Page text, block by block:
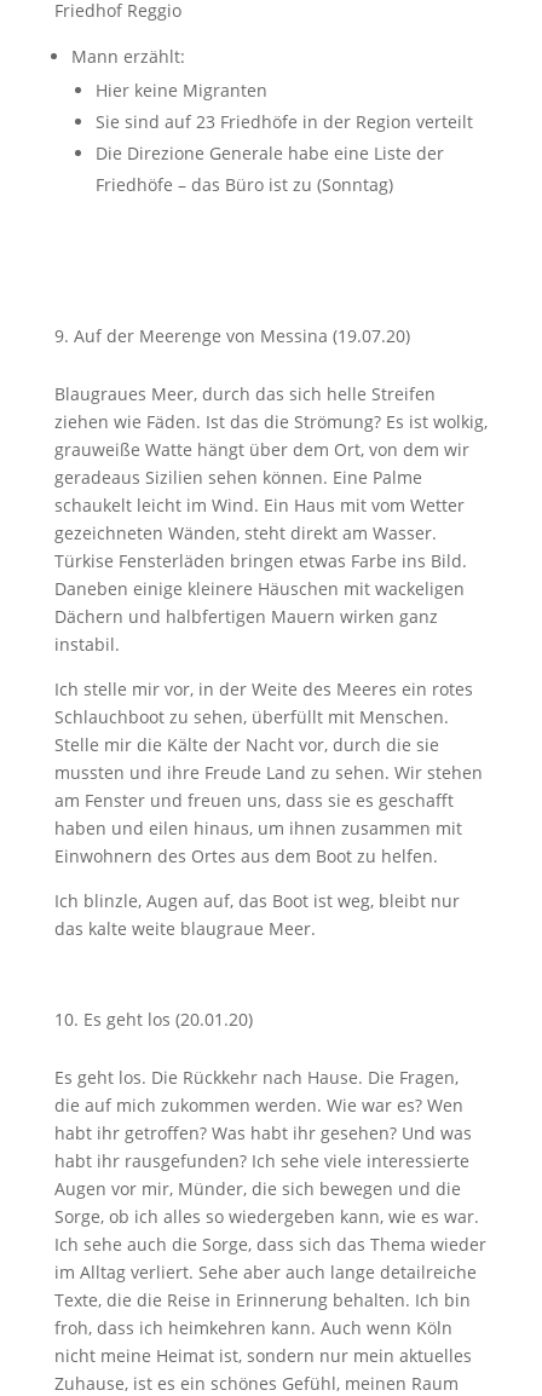
Friedhof Reggio
Mann erzählt:
Hier keine Migranten
Sie sind auf 23 Friedhöfe in der Region verteilt
Die Direzione Generale habe eine Liste der
Friedhöfe – das Büro ist zu (Sonntag)
Auf der Meerenge von Messina (19.07.20)
Blaugraues Meer, durch das sich helle Streifen
ziehen wie Fäden. Ist das die Strömung? Es ist wolkig,
grauweiße Watte hängt über dem Ort, von dem wir
geradeaus Sizilien sehen können. Eine Palme
schaukelt leicht im Wind. Ein Haus mit vom Wetter
gezeichneten Wänden, steht direkt am Wasser.
Türkise Fensterläden bringen etwas Farbe ins Bild.
Daneben einige kleinere Häuschen mit wackeligen
Dächern und halbfertigen Mauern wirken ganz
instabil.
Ich stelle mir vor, in der Weite des Meeres ein rotes
Schlauchboot zu sehen, überfüllt mit Menschen.
Stelle mir die Kälte der Nacht vor, durch die sie
mussten und ihre Freude Land zu sehen. Wir stehen
am Fenster und freuen uns, dass sie es geschafft
haben und eilen hinaus, um ihnen zusammen mit
Einwohnern des Ortes aus dem Boot zu helfen.
Ich blinzle, Augen auf, das Boot ist weg, bleibt nur
das kalte weite blaugraue Meer.
Es geht los (20.01.20)
Es geht los. Die Rückkehr nach Hause. Die Fragen,
die auf mich zukommen werden. Wie war es? Wen
habt ihr getroffen? Was habt ihr gesehen? Und was
habt ihr rausgefunden? Ich sehe viele interessierte
Augen vor mir, Münder, die sich bewegen und die
Sorge, ob ich alles so wiedergeben kann, wie es war.
Ich sehe auch die Sorge, dass sich das Thema wieder
im Alltag verliert. Sehe aber auch lange detailreiche
Texte, die die Reise in Erinnerung behalten. Ich bin
froh, dass ich heimkehren kann. Auch wenn Köln
nicht meine Heimat ist, sondern nur mein aktuelles
Zuhause, ist es ein schönes Gefühl, meinen Raum